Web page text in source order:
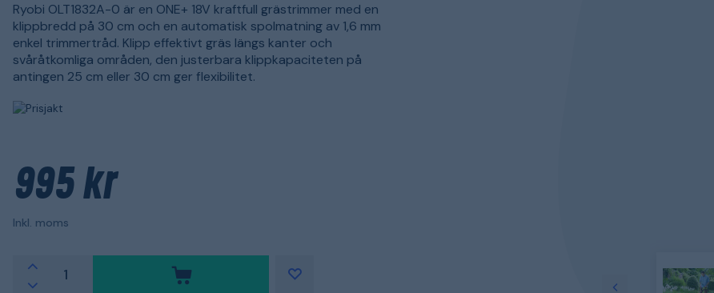
Ryobi OLT1832A-0 är en ONE+ 18V kraftfull grästrimmer med en
klippbredd på 30 cm och en automatisk spolmatning av 1,6 mm
enkel trimmertråd. Klipp effektivt gräs längs kanter och
svåråtkomliga områden, den justerbara klippkapaciteten på
antingen 25 cm eller 30 cm ger flexibilitet.
995 kr
Inkl. moms